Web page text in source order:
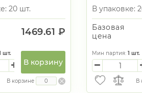
20 шт.
1469.61 ₽
шт.
В корзину
В корзине
В упаковке:
Базовая
цена
Мин партия:1 шт.
В